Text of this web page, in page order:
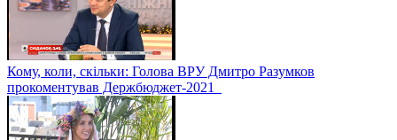
Кому, коли, скільки: Голова ВРУ Дмитро Разумков
прокоментував Держбюджет-2021